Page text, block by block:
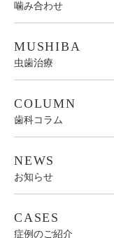
噛み合わせ
MUSHIBA
虫歯治療
COLUMN
歯科コラム
NEWS
お知らせ
CASES
症例のご紹介